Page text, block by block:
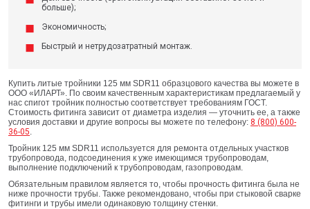
больше);
Экономичность;
Быстрый и нетрудозатратный монтаж.
Купить литые тройники 125 мм SDR11 образцового качества вы можете в
ООО «ИЛАРТ». По своим качественным характеристикам предлагаемый у
нас спигот тройник полностью соответствует требованиям ГОСТ.
Стоимость фитинга зависит от диаметра изделия — уточнить ее, а также
условия доставки и другие вопросы вы можете по телефону: 8 (800) 600-
36-05.
Тройник 125 мм SDR11 используется для ремонта отдельных участков
трубопровода, подсоединения к уже имеющимся трубопроводам,
выполнение подключений к трубопроводам, газопроводам.
Обязательным правилом является то, чтобы прочность фитинга была не
ниже прочности трубы. Также рекомендовано, чтобы при стыковой сварке
фитинги и трубы имели одинаковую толщину стенки.